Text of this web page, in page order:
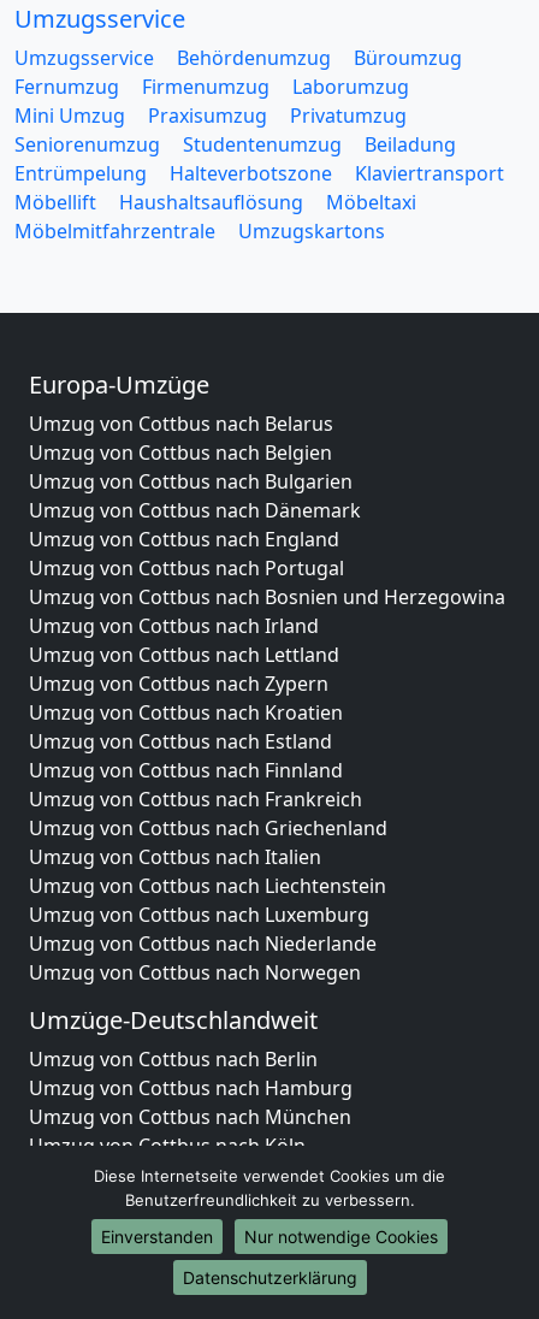
Umzugsservice
Umzugsservice Behördenumzug
Büroumzug
Fernumzug
Firmenumzug
Laborumzug
Mini Umzug
Praxisumzug
Privatumzug
Seniorenumzug
Studentenumzug
Beiladung
Entrümpelung
Halteverbotszone
Klaviertransport
Möbellift
Haushaltsauflösung
Möbeltaxi
Möbelmitfahrzentrale
Umzugskartons
Europa-Umzüge
Umzug von Cottbus nach Belarus
Umzug von Cottbus nach Belgien
Umzug von Cottbus nach Bulgarien
Umzug von Cottbus nach Dänemark
Umzug von Cottbus nach England
Umzug von Cottbus nach Portugal
Umzug von Cottbus nach Bosnien und Herzegowina
Umzug von Cottbus nach Irland
Umzug von Cottbus nach Lettland
Umzug von Cottbus nach Zypern
Umzug von Cottbus nach Kroatien
Umzug von Cottbus nach Estland
Umzug von Cottbus nach Finnland
Umzug von Cottbus nach Frankreich
Umzug von Cottbus nach Griechenland
Umzug von Cottbus nach Italien
Umzug von Cottbus nach Liechtenstein
Umzug von Cottbus nach Luxemburg
Umzug von Cottbus nach Niederlande
Umzug von Cottbus nach Norwegen
Umzüge-Deutschlandweit
Umzug von Cottbus nach Berlin
Umzug von Cottbus nach Hamburg
Umzug von Cottbus nach München
Umzug von Cottbus nach Köln
Umzug von Cottbus nach Frankfurt am Main
Umzug von Cottbus nach Stuttgart
Umzug von Cottbus nach Düsseldorf
Umzug von Cottbus nach Leipzig
Umzug von Cottbus nach Dortmund
Diese Internetseite verwendet Cookies um die
Benutzerfreundlichkeit zu verbessern.
Einverstanden
Nur notwendige Cookies
Datenschutzerklärung